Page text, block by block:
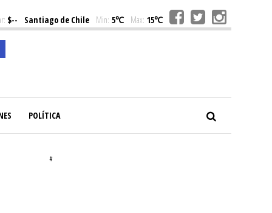
$-- Santiago de Chile Min: 5℃ Max: 15℃
POLÍTICA
#